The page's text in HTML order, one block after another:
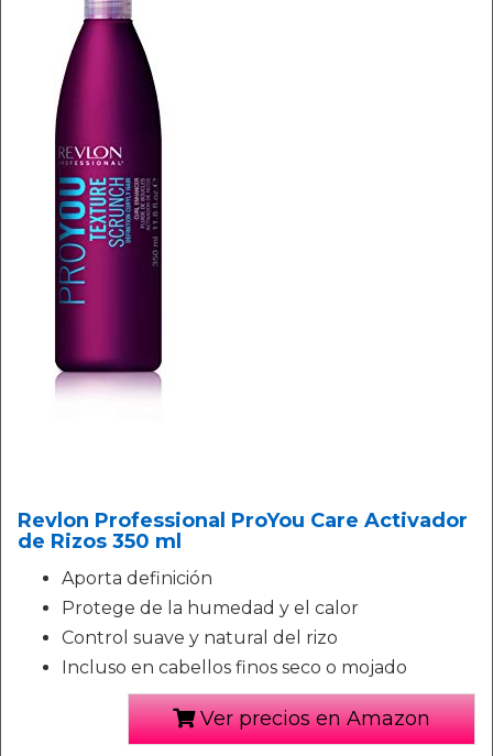
Revlon Professional ProYou Care Activador
de Rizos 350 ml
Aporta definición
Protege de la humedad y el calor
Control suave y natural del rizo
Incluso en cabellos finos seco o mojado
Ver precios en Amazon